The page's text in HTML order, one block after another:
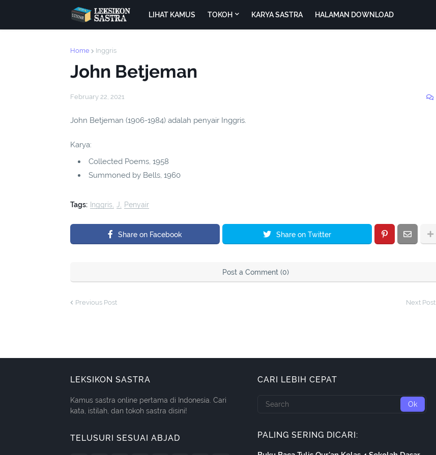
LIHAT KAMUS TOKOH KARYA SASTRA HALAMAN DOWNLOAD
Home Inggris
John Betjeman
February 22, 2021
John Betjeman (1906-1984) adalah penyair Inggris.
Karya:
Collected Poems, 1958
Summoned by Bells, 1960
Tags: Inggris J Penyair
Share on Facebook Share on Twitter
Post a Comment (0)
Previous Post Next Post
LEKSIKON SASTRA
Kamus sastra online pertama di Indonesia. Cari
kata, istilah, dan tokoh sastra disini!
TELUSURI SESUAI ABJAD
CARI LEBIH CEPAT
PALING SERING DICARI: